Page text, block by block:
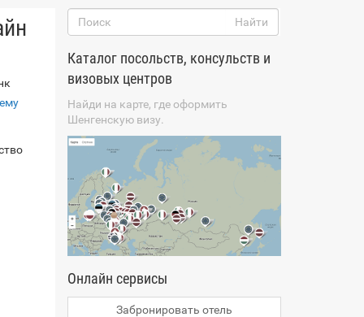
Каталог посольств, консульств и
визовых центров
Найди на карте, где оформить
Шенгенскую визу.
Онлайн сервисы
Забронировать отель